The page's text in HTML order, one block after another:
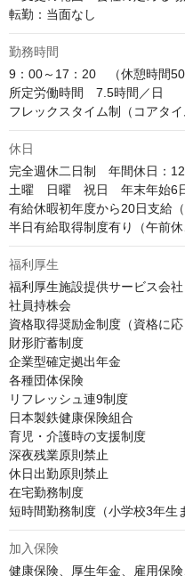
転勤：当面なし
勤務時間
9：00～17：20　（休憩時間50
所定労働時間　7.5時間／日
フレックスタイム制（コアタイ
休日
完全週休二日制　年間休日：
土曜　日曜　祝日　年末年始6
有給休暇初年度から20日支給
半日有給取得制度有り（午前休
福利厚生
福利厚生施設提供サービス会
社員持株会
資格取得奨励金制度（資格に
財形貯蓄制度
企業型確定拠出年金
各種団体保険
リフレッシュ連9制度
日本製鉄健康保険組合
育児・介護時の支援制度
深夜残業原則禁止
休日出勤原則禁止
在宅勤務制度
短時間勤務制度（小学校3年生
加入保険
健康保険、厚生年金、雇用保